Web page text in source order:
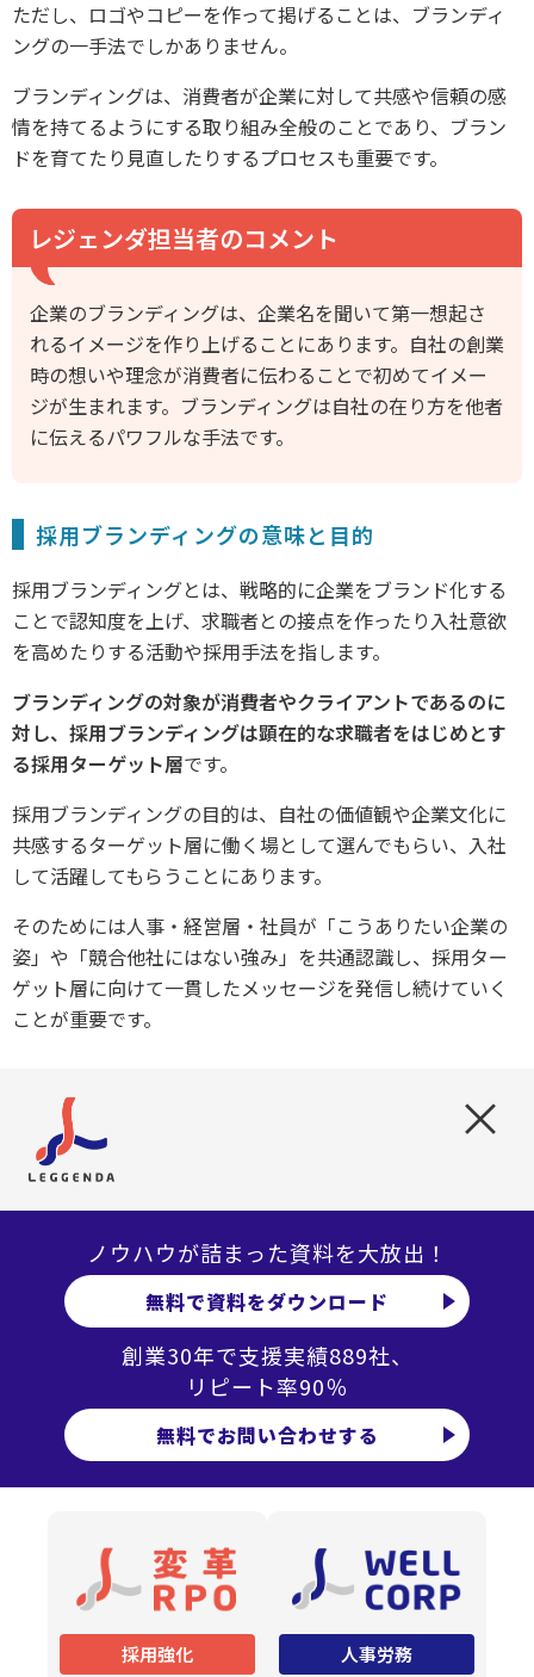
×
ノウハウが詰まった資料を大放出！
無料で資料をダウンロード
創業30年で支援実績889社、
リピート率90％
無料でお問い合わせする
採用強化 人事労務
ただし、ロゴやコピーを作って掲げることは、ブランディ
ングの一手法でしかありません。
ブランディングは、消費者が企業に対して共感や信頼の感
情を持てるようにする取り組み全般のことであり、ブラン
ドを育てたり見直したりするプロセスも重要です。
レジェンダ担当者のコメント
企業のブランディングは、企業名を聞いて第一想起さ
れるイメージを作り上げることにあります。自社の創業
時の想いや理念が消費者に伝わることで初めてイメー
ジが生まれます。ブランディングは自社の在り方を他者
に伝えるパワフルな手法です。
採用ブランディングの意味と目的
採用ブランディングとは、戦略的に企業をブランド化する
ことで認知度を上げ、求職者との接点を作ったり入社意欲
を高めたりする活動や採用手法を指します。
ブランディングの対象が消費者やクライアントであるのに
対し、採用ブランディングは顕在的な求職者をはじめとす
る採用ターゲット層です。
採用ブランディングの目的は、自社の価値観や企業文化に
共感するターゲット層に働く場として選んでもらい、入社
して活躍してもらうことにあります。
そのためには人事・経営層・社員が「こうありたい企業の
姿」や「競合他社にはない強み」を共通認識し、採用ター
ゲット層に向けて一貫したメッセージを発信し続けていく
ことが重要です。
レジェンダ担当者のコメント
弊社の採用ブランディングサービスでは、自社の働く
場としてのありたい姿を言語化し、その魅力を発信す
作ることを目指しております。
採用広報や採用マーケティングとの違い
採用ブランディングと混同されやすい手法に「採用広報」
や「採用マーケティング」があります。
しています。
しかし採用広報は一般的にマス型の採用活動であり、企業
価値のブランド化までは含まれていません。